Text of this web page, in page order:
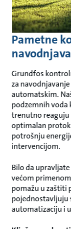
Pametne
Grundfos
za
automatskim.
podzemnih voda
trenutno reaguju
optimalan
potrošnju
intervencijom.
Bilo da
većom
pomažu u zaštiti
pojednostavljuju
automatizaciju i